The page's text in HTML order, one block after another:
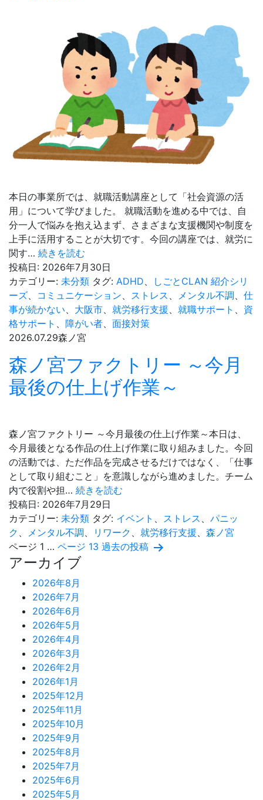
本日の事業所では、就職活動講座として「社会資源の活
用」について学びました。 就職活動を進める中では、自
分一人で悩みを抱え込まず、さまざまな支援機関や制度を
上手に活用することが大切です。今回の講座では、就労に
関す… 続きを読む
会
資
源
を
活
用
て、
就
職
一
歩
を
広
げ
る
講
座
を
投稿日: 2026年7月30日
カテゴリー: 未分類 タグ: ADHD、
しごとCLAN 紹介シリ
ーズ、 コミュニケーション、 ストレス 、 メンタル不調、 仕
事が続かない、 大阪市、 就労移行支援、 就職サポート 、 資
格サポート 、 障がい者、 面接対策
2026.07.29森ノ宮
森ノ宮ファクトリー ～今月
最後の仕上げ作業～
森ノ宮ファクトリー ～今月最後の仕上げ作業～本日は、
今月最後となる作品の仕上げ作業に取り組みました。今回
の活動では、ただ作品を完成させるだけではなく、「仕事
として取り組むこと」を意識しながら進めました。チーム
内で役割や担… 続きを読む
宮
フ
ァ
投稿日: 2026年7月29日
カテゴリー: 未分類 タグ: イベント 、 ストレス 、 パニッ
ク 、 メンタル不調、 リワーク 、 就労移行支援、 森ノ宮
投
稿
の
ペ
ー
ジ
送
り
ページ 1 … ページ 13 過去の投稿
アーカイブ
2026年8月
2026年7月
2026年6月
2026年5月
2026年4月
2026年3月
2026年2月
2026年1月
2025年12月
2025年11月
2025年10月
2025年9月
2025年8月
2025年7月
2025年6月
2025年5月